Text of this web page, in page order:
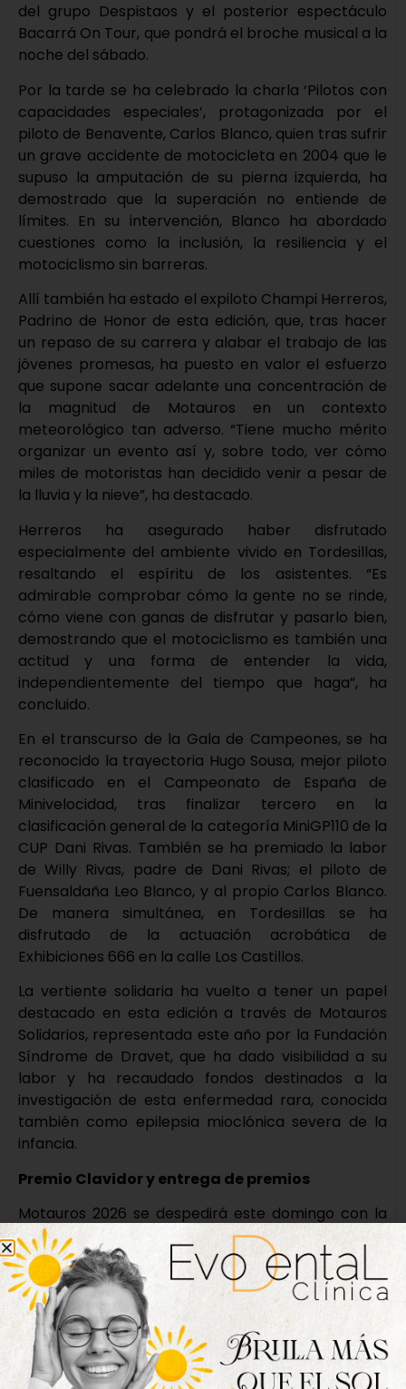
del grupo Despistaos y el posterior espectáculo
Bacarrá On Tour, que pondrá el broche musical a la
noche del sábado.
Por la tarde se ha celebrado la charla ‘Pilotos con
capacidades especiales’, protagonizada por el
piloto de Benavente, Carlos Blanco, quien tras sufrir
un grave accidente de motocicleta en 2004 que le
supuso la amputación de su pierna izquierda, ha
demostrado que la superación no entiende de
límites. En su intervención, Blanco ha abordado
cuestiones como la inclusión, la resiliencia y el
motociclismo sin barreras.
Allí también ha estado el expiloto Champi Herreros,
Padrino de Honor de esta edición, que, tras hacer
un repaso de su carrera y alabar el trabajo de las
jóvenes promesas, ha puesto en valor el esfuerzo
que supone sacar adelante una concentración de
la magnitud de Motauros en un contexto
meteorológico tan adverso. “Tiene mucho mérito
organizar un evento así y, sobre todo, ver cómo
miles de motoristas han decidido venir a pesar de
la lluvia y la nieve”, ha destacado.
Herreros ha asegurado haber disfrutado
especialmente del ambiente vivido en Tordesillas,
resaltando el espíritu de los asistentes. “Es
admirable comprobar cómo la gente no se rinde,
cómo viene con ganas de disfrutar y pasarlo bien,
demostrando que el motociclismo es también una
actitud y una forma de entender la vida,
independientemente del tiempo que haga”, ha
concluido.
En el transcurso de la Gala de Campeones, se ha
reconocido la trayectoria Hugo Sousa, mejor piloto
clasificado en el Campeonato de España de
Minivelocidad, tras finalizar tercero en la
clasificación general de la categoría MiniGP110 de la
CUP Dani Rivas. También se ha premiado la labor
de Willy Rivas, padre de Dani Rivas; el piloto de
Fuensaldaña Leo Blanco, y al propio Carlos Blanco.
De manera simultánea, en Tordesillas se ha
disfrutado de la actuación acrobática de
Exhibiciones 666 en la calle Los Castillos.
La vertiente solidaria ha vuelto a tener un papel
destacado en esta edición a través de Motauros
Solidarios, representada este año por la Fundación
Síndrome de Dravet, que ha dado visibilidad a su
labor y ha recaudado fondos destinados a la
investigación de esta enfermedad rara, conocida
también como epilepsia mioclónica severa de la
infancia.
Premio Clavidor y entrega de premios
Motauros 2026 se despedirá este domingo con la
entrega del XIII Premio Clavidor al periodista
deportivo Manuel Centeno, quien recibirá su peso
en vino y un reconocimiento especial a Champi
Herreros. La jornada de clausura incluirá, además, la
entrega de trofeos y agradecimientos, así como el
sorteo de diversos regalos entre los participantes,
como una motocicleta Benelli.